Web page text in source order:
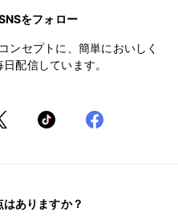
をフォロー
ンセプトに、簡単においしく
配信しています。
ありますか？